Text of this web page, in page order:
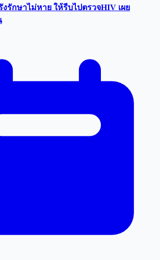
งรักษาไม่หาย ให้รีบไปตรวจHIV เผย